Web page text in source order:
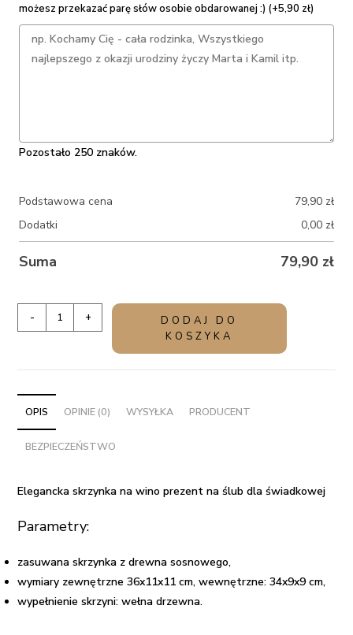
możesz przekazać parę słów osobie obdarowanej :) (+5,90 zł)
Pozostało 250 znaków.
Podstawowa cena 79,90 zł
Dodatki
0,00 zł
Suma 79,90 zł
Elegancka
wino
prezent
na
ślub
świadkowej
- +
DODAJ DO
KOSZYKA
OPIS OPINIE (0) WYSYŁKA PRODUCENT
BEZPIECZEŃSTWO
Elegancka skrzynka na wino prezent na ślub dla świadkowej
Parametry:
zasuwana skrzynka z drewna sosnowego,
wymiary zewnętrzne 36x11x11 cm, wewnętrzne: 34x9x9 cm,
wypełnienie skrzyni: wełna drzewna.